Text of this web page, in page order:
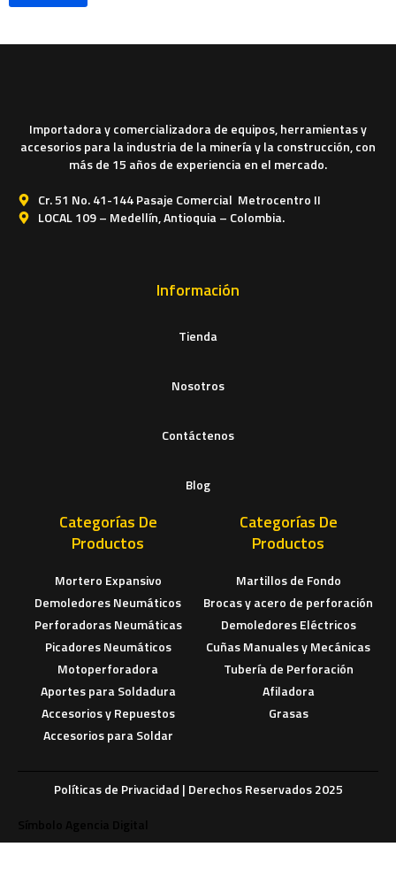
Importadora y comercializadora de equipos, herramientas y
accesorios para la industria de la minería y la construcción, con
más de 15 años de experiencia en el mercado.
Cr. 51 No. 41-144 Pasaje Comercial Metrocentro II
LOCAL 109 – Medellín, Antioquia – Colombia.
Información
Tienda
Nosotros
Contáctenos
Blog
Categorías De
Productos
Mortero Expansivo
Demoledores Neumáticos
Perforadoras Neumáticas
Picadores Neumáticos
Motoperforadora
Aportes para Soldadura
Accesorios y Repuestos
Accesorios para Soldar
Categorías De
Productos
Martillos de Fondo
Brocas y acero de perforación
Demoledores Eléctricos
Cuñas Manuales y Mecánicas
Tubería de Perforación
Afiladora
Grasas
Políticas de Privacidad | Derechos Reservados 2025